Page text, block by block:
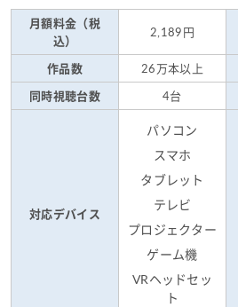
月額料金（税
込）
2,189円
作品数 26万本以上
同時視聴台数 4台
対応デバイス
パソコン
スマホ
タブレット
テレビ
プロジェクター
ゲーム機
VRヘッドセッ
ト